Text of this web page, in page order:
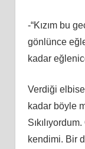
-“Kızım bu
gönlünce
kadar
Verdiği
kadar böyle
kendimi. Bir